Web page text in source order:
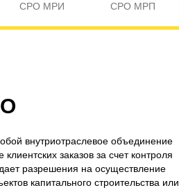
СРО МРИ СРО МРП
внутриотраслевое объединение
заказов за счет контроля
разрешения на осуществление
капитального строительства или